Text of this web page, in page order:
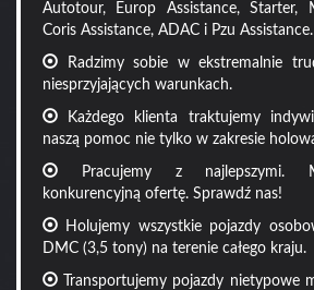
Autotour, Europ Assistance, Starter,
Coris Assistance, ADAC i Pzu Assistance.
Radzimy sobie w ekstremalnie
niesprzyjających warunkach.
Każdego klienta traktujemy
naszą pomoc nie tylko w zakresie
Pracujemy z najlepszymi.
konkurencyjną ofertę. Sprawdź nas!
Holujemy wszystkie pojazdy
DMC (3,5 tony) na terenie całego kraju.
Transportujemy pojazdy nietypowe